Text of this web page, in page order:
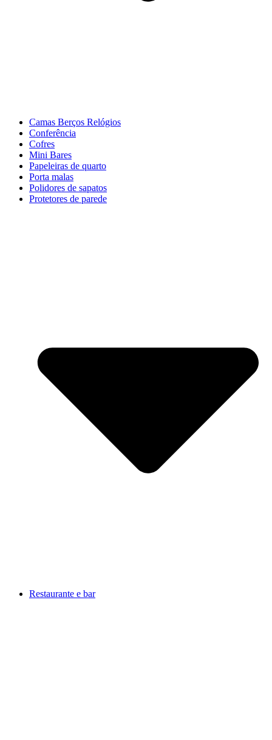
Camas Berços Relógios
Conferência
Cofres
Mini Bares
Papeleiras de quarto
Porta malas
Polidores de sapatos
Protetores de parede
Restaurante e bar